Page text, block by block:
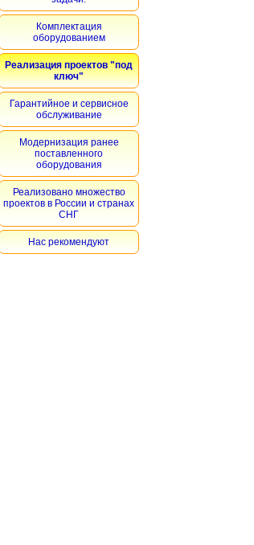
Комплектация
оборудованием
Реализация проектов "под
ключ"
Гарантийное и сервисное
обслуживание
Модернизация ранее
поставленного
оборудования
Реализовано множество
проектов в России и странах
СНГ
Нас рекомендуют